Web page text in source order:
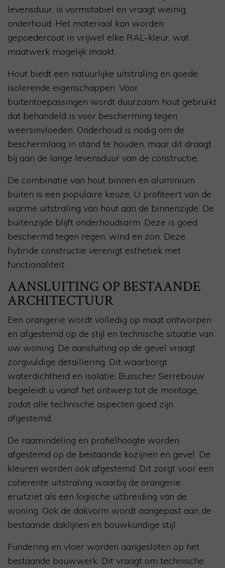
levensduur, is vormstabiel en vraagt weinig
onderhoud. Het materiaal kan worden
gepoedercoat in vrijwel elke RAL-kleur, wat
maatwerk mogelijk maakt.
Hout biedt een natuurlijke uitstraling en goede
isolerende eigenschappen. Voor
buitentoepassingen wordt duurzaam hout gebruikt
dat behandeld is voor bescherming tegen
weersinvloeden. Onderhoud is nodig om de
beschermlaag in stand te houden, maar dit draagt
bij aan de lange levensduur van de constructie.
De combinatie van hout binnen en aluminium
buiten is een populaire keuze. U profiteert van de
warme uitstraling van hout aan de binnenzijde. De
buitenzijde blijft onderhoudsarm. Deze is goed
beschermd tegen regen, wind en zon. Deze
hybride constructie verenigt esthetiek met
functionaliteit.
AANSLUITING OP BESTAANDE
ARCHITECTUUR
Een orangerie wordt volledig op maat ontworpen
en afgestemd op de stijl en technische situatie van
uw woning. De aansluiting op de gevel vraagt
zorgvuldige detaillering. Dit waarborgt
waterdichtheid en isolatie. Busscher Serrebouw
begeleidt u vanaf het ontwerp tot de montage,
zodat alle technische aspecten goed zijn
afgestemd.
De raamindeling en profielhoogte worden
afgestemd op de bestaande kozijnen en gevel. De
kleuren worden ook afgestemd. Dit zorgt voor een
coherente uitstraling waarbij de orangerie
eruitziet als een logische uitbreiding van de
woning. Ook de dakvorm wordt aangepast aan de
bestaande daklijnen en bouwkundige stijl.
Fundering en vloer worden aangesloten op het
bestaande bouwwerk. Dit vraagt om technische